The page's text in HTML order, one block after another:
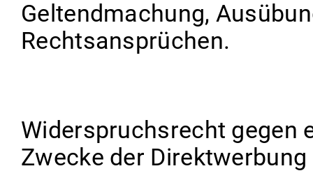
Geltendmachung,
Rechtsansprüchen.
Widerspruchsrecht gegen
Zwecke der Direktwerbung